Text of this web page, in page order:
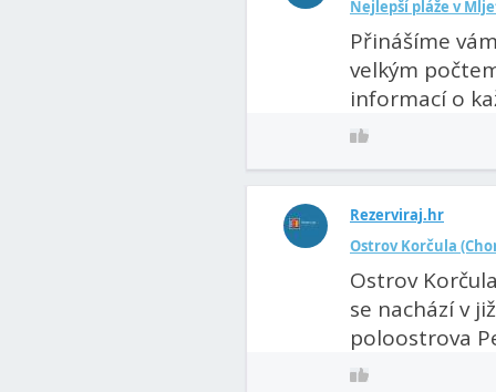
Nejlepší pláže v
Přinášíme
velkým
informací o
Rezerviraj.hr
Ostrov Korčula
Ostrov
se nachází v
poloostrova